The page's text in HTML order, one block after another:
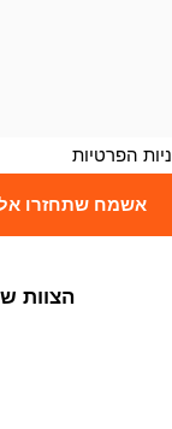
הפרטיות
אשמח שתחזרו
הצוות